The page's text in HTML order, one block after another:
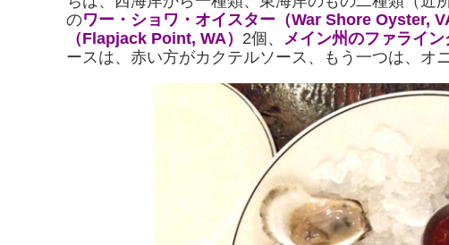
のワー・ショワ・オイスター（War Shore Oyster,
（Flapjack Point, WA） 2個、 メイン州のファライ
ースは、赤い方がカクテルソース、もう一つは、オ